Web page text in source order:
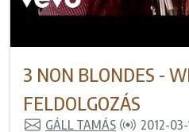
3 NON BLONDES -
FELDOLGOZÁS
GÁLL TAMÁS 2012-